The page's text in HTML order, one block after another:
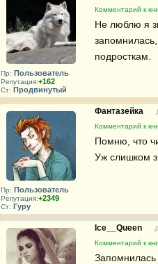
Пр: Пользователь
Репутация:+162
Ст: Продвинутый
Комментарий к
Не люблю я
подросткам.
Пр: Пользователь
Репутация:+2349
Ст: Гуру
Фантазейка
Комментарий к
Помню, что
Уж слишком
Ice__Queen
Комментарий к
Запомнилась